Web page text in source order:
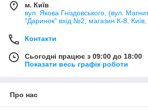
м. Київ
вул. Якова Гніздовського, (вул.
"Даринок" вхід №2, магазин К-8, Київ,
Контакти
Сьогодні працює з 09:00 до 18:00
Показати весь графік роботи
Про нас